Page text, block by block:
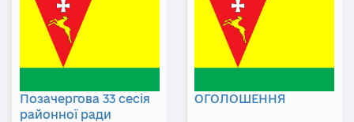
Позачергова 33 сесія
районної ради
ОГОЛОШЕННЯ